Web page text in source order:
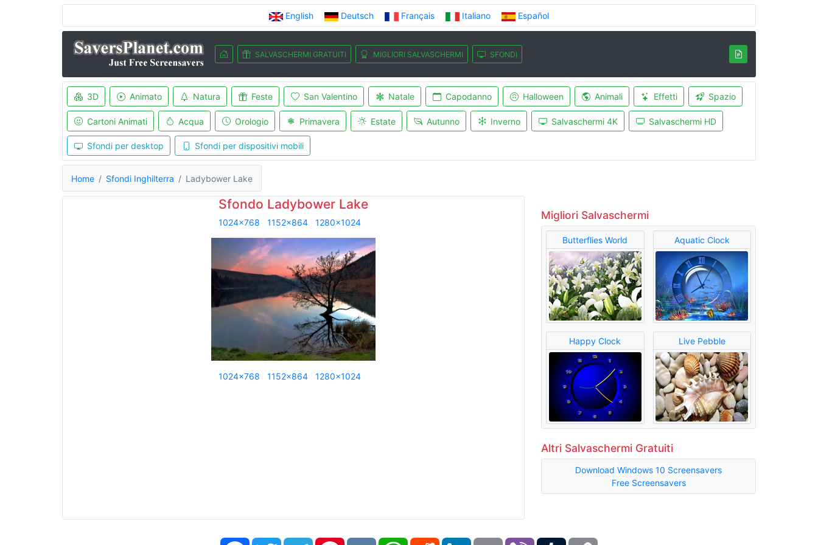
English Deutsch Français Italiano Español
SALVASCHERMI GRATUITI MIGLIORI SALVASCHERMI SFONDI
3D Animato Natura Feste San Valentino Natale Capodanno Halloween Animali Effetti Spazio
Cartoni Animati Acqua Orologio Primavera Estate Autunno Inverno Salvaschermi 4K Salvaschermi HD
Sfondi per desktop Sfondi per dispositivi mobili
Home Sfondi Inghilterra Ladybower Lake
Sfondo Ladybower Lake
1024x768 1152x864 1280x1024
1024x768 1152x864 1280x1024
Migliori Salvaschermi
Butterflies World Aquatic Clock
Happy Clock Live Pebble
Altri Salvaschermi Gratuiti
Download Windows 10 Screensavers
Free Screensavers